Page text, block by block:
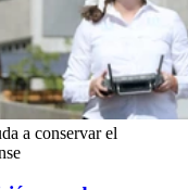
a conservar el